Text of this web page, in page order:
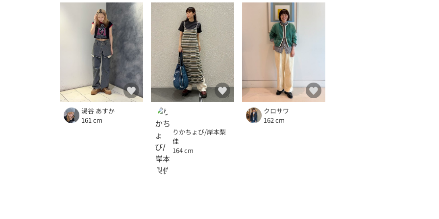
湯谷 あすか
161 cm
りかちょび/岸本梨
佳
164 cm
クロサワ
162 cm